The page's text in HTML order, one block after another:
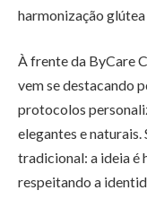
harmonização
À frente da ByCare
vem se destacando
protocolos
elegantes e
tradicional: a ideia é
respeitando a